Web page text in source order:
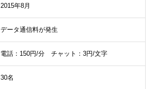
2015年8月
データ通信料が発生
電話：150円/分 チャット：3円/文字
30名